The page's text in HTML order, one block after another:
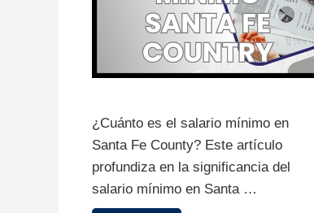
¿Cuánto es el salario mínimo en
Santa Fe County? Este artículo
profundiza en la significancia del
salario mínimo en Santa …